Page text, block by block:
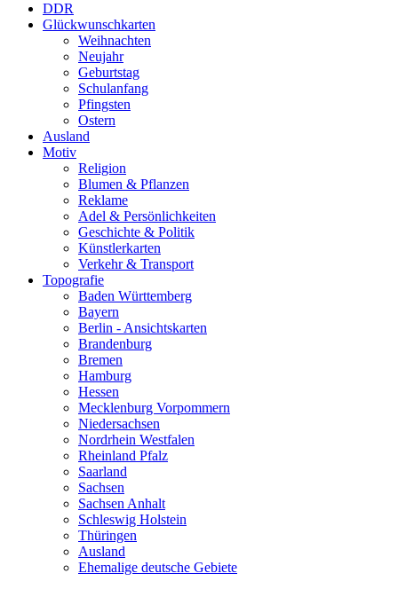
DDR
Glückwunschkarten
Weihnachten
Neujahr
Geburtstag
Schulanfang
Pfingsten
Ostern
Ausland
Motiv
Religion
Blumen & Pflanzen
Reklame
Adel & Persönlichkeiten
Geschichte & Politik
Künstlerkarten
Verkehr & Transport
Topografie
Baden Württemberg
Bayern
Berlin - Ansichtskarten
Brandenburg
Bremen
Hamburg
Hessen
Mecklenburg Vorpommern
Niedersachsen
Nordrhein Westfalen
Rheinland Pfalz
Saarland
Sachsen
Sachsen Anhalt
Schleswig Holstein
Thüringen
Ausland
Ehemalige deutsche Gebiete